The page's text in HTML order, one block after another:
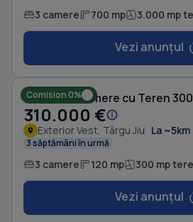
3 camere 700 mp 3.000 mp
Vezi anunțul
Comision 0%
310.000 €
Exterior Vest, Târgu Jiu La
3 săptămâni în urmă
3 camere 120 mp 300 mp
Vezi anunțul